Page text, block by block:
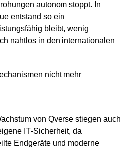
autonom stoppt. In
entstand so ein
bleibt, wenig
nahtlos in den internationalen
nicht mehr
von Qverse stiegen auch
IT‑Sicherheit, da
Endgeräte und moderne